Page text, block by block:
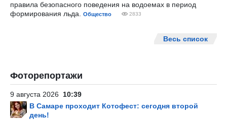
правила безопасного поведения на водоемах в период
формирования льда.
Общество 2833
Весь список
Фоторепортажи
9 августа 2026 10:39
В Самаре проходит Котофест: сегодня второй
день!